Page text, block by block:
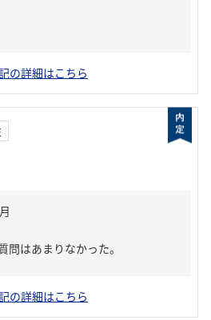
の詳細はこちら
はあまりなかった。
の詳細はこちら